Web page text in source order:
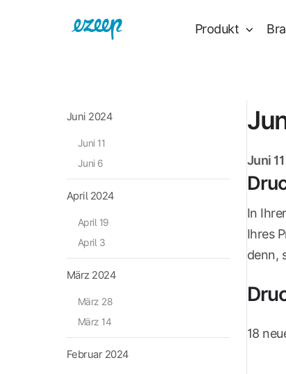
Produkt
Juni 2024
Juni 11
Juni 6
April 2024
April 19
April 3
März 2024
März 28
März 14
Februar 2024
Juni 11
In
Ihres
denn,
18